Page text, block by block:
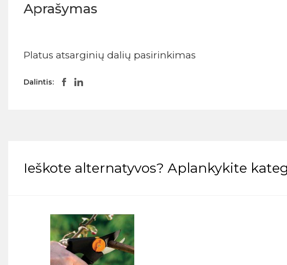
Aprašymas
Platus atsarginių dalių pasirinkimas
Dalintis:
Ieškote alternatyvos? Aplankykite